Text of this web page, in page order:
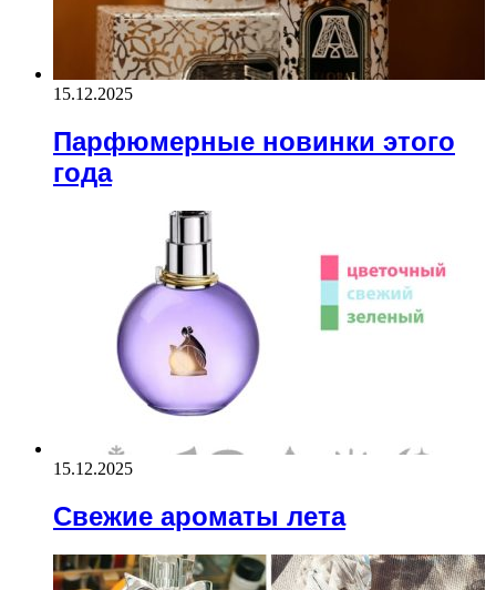
15.12.2025
Парфюмерные новинки этого
года
15.12.2025
Свежие ароматы лета